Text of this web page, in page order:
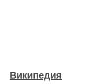
Википедия